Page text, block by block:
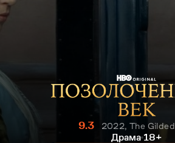
9.3
2022, The
Драма 18+